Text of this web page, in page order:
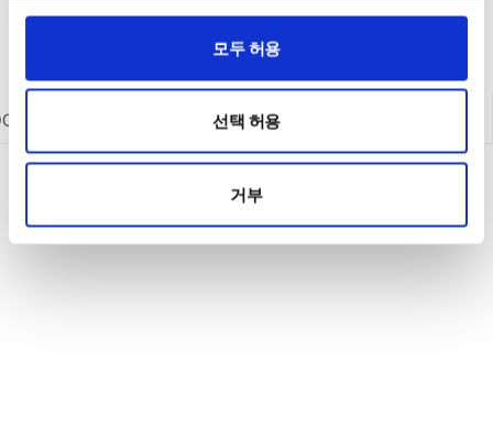
모두 허용
선택 허용
거부
전원공급기 AC 전원공급기